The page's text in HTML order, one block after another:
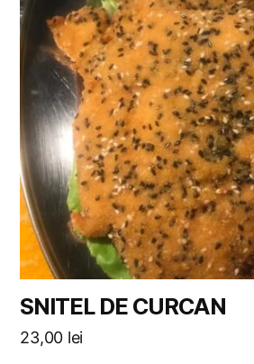
SNITEL DE CURCAN
23,00 lei